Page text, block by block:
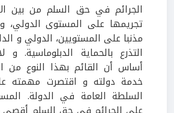
الجرائم في حق السلم من بين
تجريمها على المستوى الدولي،
مذنبا على المستويين، الدولي و
التذرع بالحماية الدبلوماسية.
أساس أن القائم بهذا النوع من
خدمة دولته و اقتصرت مهمته
السلطة العامة في الدولة.